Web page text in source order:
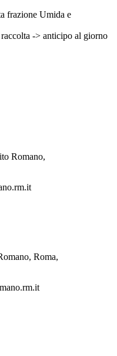
frazione Umida e
-> anticipo al giorno
Romano,
Roma,